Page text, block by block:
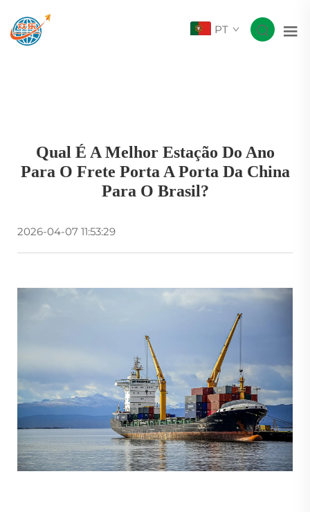
PT
Qual É A Melhor Estação Do Ano
Para O Frete Porta A Porta Da China
Para O Brasil?
2026-04-07 11:53:29